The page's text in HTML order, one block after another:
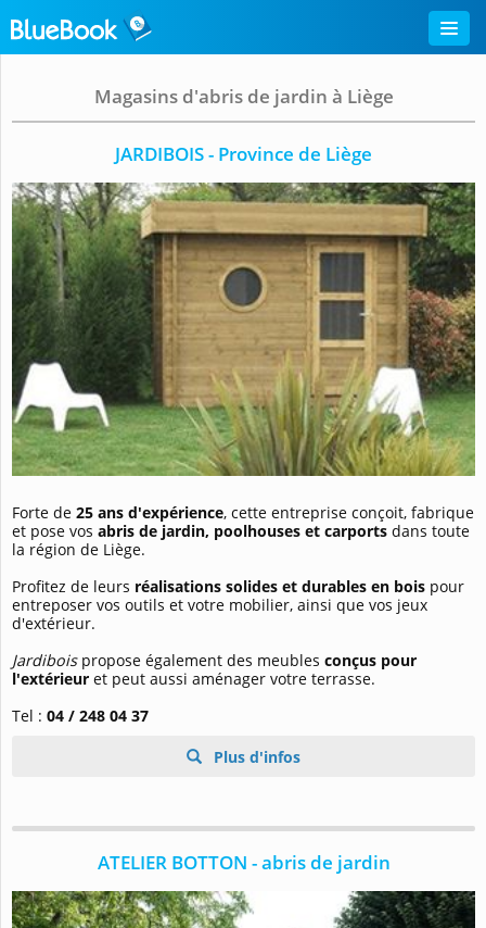
Magasins d'abris de jardin à Liège
JARDIBOIS - Province de Liège
Forte de 25 ans d'expérience, cette entreprise conçoit, fabrique
et pose vos abris de jardin, poolhouses et carports dans toute
la région de Liège.
Profitez de leurs réalisations solides et durables en bois pour
entreposer vos outils et votre mobilier, ainsi que vos jeux
d'extérieur.
Jardibois propose également des meubles conçus pour
l'extérieur et peut aussi aménager votre terrasse.
Tel : 04 / 248 04 37
Plus d'infos
ATELIER BOTTON - abris de jardin